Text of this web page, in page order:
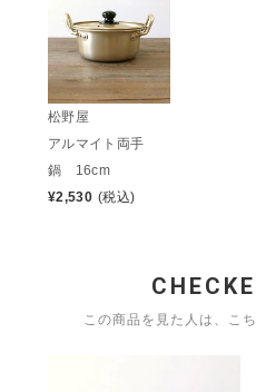
松野屋
アルマイト両手
鍋 16cm
¥2,530 (税込)
この商品を見た人は、こ